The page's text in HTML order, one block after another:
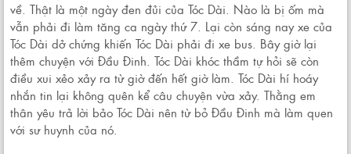
về. Thật là một ngày đen đủi của Tóc Dài. Nào là bị ốm mà
vẫn phải đi làm tăng ca ngày thứ 7. Lại còn sáng nay xe của
Tóc Dài dở chứng khiến Tóc Dài phải đi xe bus. Bây giờ lại
thêm chuyện với Đầu Đinh. Tóc Dài khóc thầm tự hỏi sẽ còn
điều xui xẻo xảy ra từ giờ đến hết giờ làm. Tóc Dài hí hoáy
nhắn tin lại không quên kể câu chuyện vừa xảy. Thằng em
thân yêu trả lời bảo Tóc Dài nên từ bỏ Đầu Đinh mà làm quen
với sư huynh của nó.